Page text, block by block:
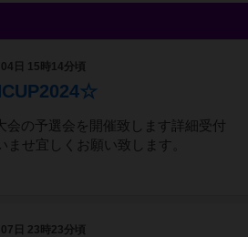
日 15時14分頃
会の予選会を開催致します詳細受付
せ宜しくお願い致します。
日 23時23分頃